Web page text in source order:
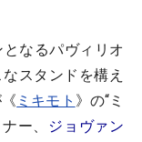
なるパヴィリオ
スタンドを構え
ミキモト 》の“ミ
ー、
ジョヴァン